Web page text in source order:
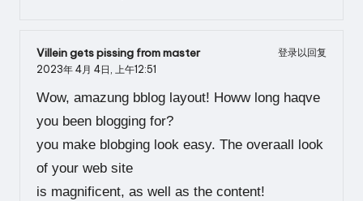
Villein gets pissing from master
登录以回复
2023年 4月 4日,
上午12:51
Wow, amazung bblog layout! Howw long haqve
you been blogging for?
you make blobging look easy. The overaall look
of your web site
is magnificent, as well as the content!